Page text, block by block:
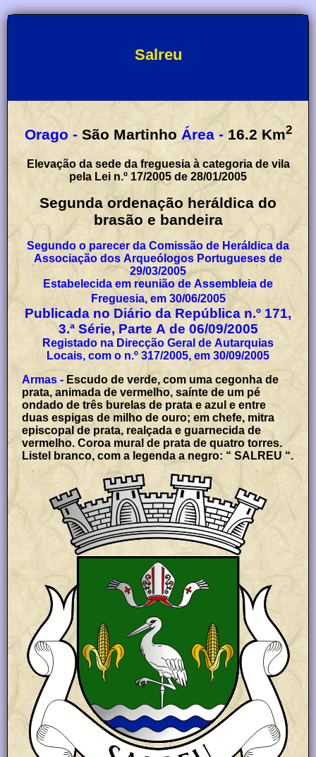
Salreu
Orago - São Martinho Área - 16.2 Km2
Elevação da sede da freguesia à categoria de vila
pela Lei n.º 17/2005 de 28/01/2005
Segunda ordenação heráldica do
brasão e bandeira
Segundo o parecer da Comissão de Heráldica da
Associação dos Arqueólogos Portugueses de
29/03/2005
Estabelecida em reunião de Assembleia de
Freguesia, em 30/06/2005
Publicada no Diário da República n.º 171,
3.ª Série, Parte A de 06/09/2005
Registado na Direcção Geral de Autarquias
Locais, com o n.º 317/2005, em 30/09/2005
Armas - Escudo de verde, com uma cegonha de
prata, animada de vermelho, saínte de um pé
ondado de três burelas de prata e azul e entre
duas espigas de milho de ouro; em chefe, mitra
episcopal de prata, realçada e guarnecida de
vermelho. Coroa mural de prata de quatro torres.
Listel branco, com a legenda a negro: “ SALREU “.